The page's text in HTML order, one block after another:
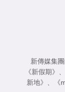
新傳媒集
《新假期》
新地》
《